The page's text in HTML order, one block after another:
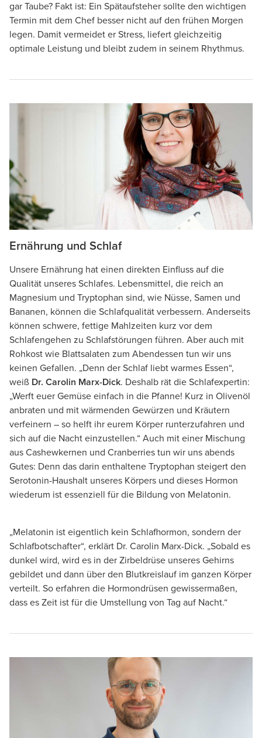
gar Taube? Fakt ist: Ein Spätaufsteher sollte den wichtigen
Termin mit dem Chef besser nicht auf den frühen Morgen
legen. Damit vermeidet er Stress, liefert gleichzeitig
optimale Leistung und bleibt zudem in seinem Rhythmus.
Ernährung und Schlaf
Unsere Ernährung hat einen direkten Einfluss auf die
Qualität unseres Schlafes. Lebensmittel, die reich an
Magnesium und Tryptophan sind, wie Nüsse, Samen und
Bananen, können die Schlafqualität verbessern. Anderseits
können schwere, fettige Mahlzeiten kurz vor dem
Schlafengehen zu Schlafstörungen führen. Aber auch mit
Rohkost wie Blattsalaten zum Abendessen tun wir uns
keinen Gefallen. „Denn der Schlaf liebt warmes Essen“,
weiß Dr. Carolin Marx-Dick. Deshalb rät die Schlafexpertin:
„Werft euer Gemüse einfach in die Pfanne! Kurz in Olivenöl
anbraten und mit wärmenden Gewürzen und Kräutern
verfeinern – so helft ihr eurem Körper runterzufahren und
sich auf die Nacht einzustellen.“ Auch mit einer Mischung
aus Cashewkernen und Cranberries tun wir uns abends
Gutes: Denn das darin enthaltene Tryptophan steigert den
Serotonin-Haushalt unseres Körpers und dieses Hormon
wiederum ist essenziell für die Bildung von Melatonin.
„Melatonin ist eigentlich kein Schlafhormon, sondern der
Schlafbotschafter“, erklärt Dr. Carolin Marx-Dick. „Sobald es
dunkel wird, wird es in der Zirbeldrüse unseres Gehirns
gebildet und dann über den Blutkreislauf im ganzen Körper
verteilt. So erfahren die Hormondrüsen gewissermaßen,
dass es Zeit ist für die Umstellung von Tag auf Nacht.“